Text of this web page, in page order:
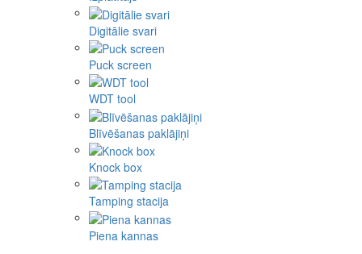
Digitālie svari
Puck screen
WDT tool
Blīvēšanas paklājiņi
Knock box
Tamping stacija
Piena kannas